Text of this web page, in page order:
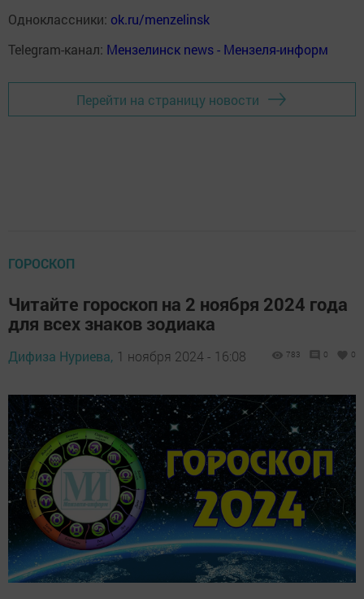
Одноклассники: ok.ru/menzelinsk
Telegram-канал: Мензелинск news - Мензеля-информ
Перейти на страницу новости
ГОРОСКОП
Читайте гороскоп на 2 ноября 2024 года
для всех знаков зодиака
Дифиза Нуриева, 1 ноября 2024 - 16:08 783 0 0